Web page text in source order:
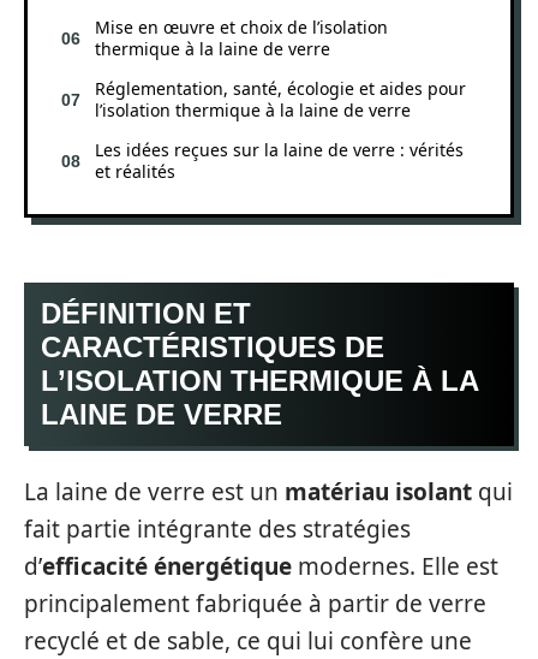
Mise en œuvre et choix de l’isolation
thermique à la laine de verre
Réglementation, santé, écologie et aides pour
l’isolation thermique à la laine de verre
Les idées reçues sur la laine de verre : vérités
et réalités
DÉFINITION ET
CARACTÉRISTIQUES DE
L’ISOLATION THERMIQUE À LA
LAINE DE VERRE
La laine de verre est un matériau isolant qui
fait partie intégrante des stratégies
d’efficacité énergétique modernes. Elle est
principalement fabriquée à partir de verre
recyclé et de sable, ce qui lui confère une